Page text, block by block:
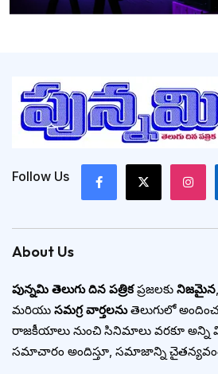
Follow Us
About Us
పున్నమి తెలుగు దిన పత్రికప్రజలకు నిజమైన,
మరియు సమగ్ర వార్తలనుతెలుగులో
రాజకీయాలు నుంచి సినిమాలు వరకూ
సమాచారం అందిస్తూ, సమాజాన్ని